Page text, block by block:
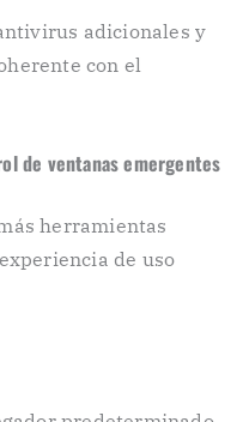
adicionales y
con el
de ventanas emergentes
herramientas
de uso